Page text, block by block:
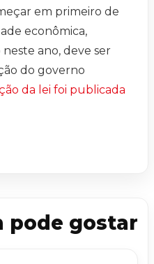
em primeiro de
econômica,
ano, deve ser
do governo
da lei foi publicada
pode gostar